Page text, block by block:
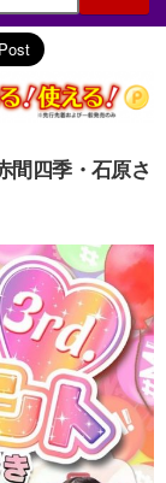
四季・石原さ